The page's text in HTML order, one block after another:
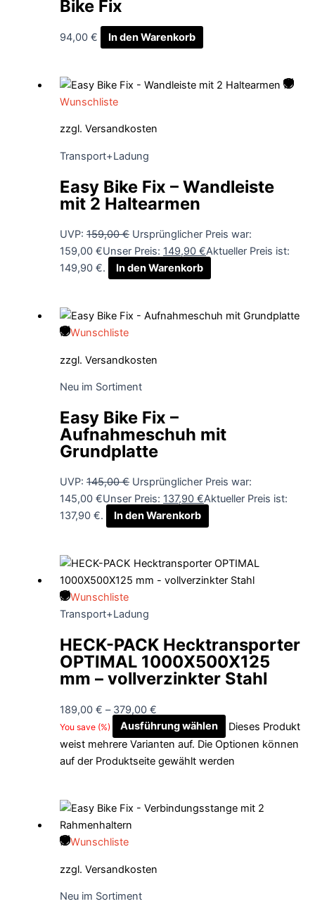
Bike Fix
94,00€ In den Warenkorb
Wunschliste
zzgl.Versandkosten
Transport+Ladung
Easy Bike Fix – Wandleiste
mit 2 Haltearmen
UVP: 159,00€ Ursprünglicher Preis war:
159,00 €Unser Preis: 149,90€Aktueller Preis ist:
149,90 €.
In den Warenkorb
Wunschliste
zzgl.Versandkosten
Neu im Sortiment
Easy Bike Fix –
Aufnahmeschuh mit
Grundplatte
UVP: 145,00€ Ursprünglicher Preis war:
145,00 €Unser Preis: 137,90€Aktueller Preis ist:
137,90 €.
In den Warenkorb
Wunschliste
Transport+Ladung
HECK-PACK Hecktransporter
OPTIMAL 1000X500X125
mm – vollverzinkter Stahl
189,00€ – 379,00€
You save (%) Ausführung wählen
Dieses Produkt
weist mehrere Varianten auf. Die Optionen können
auf der Produktseite gewählt werden
Wunschliste
zzgl.Versandkosten
Neu im Sortiment